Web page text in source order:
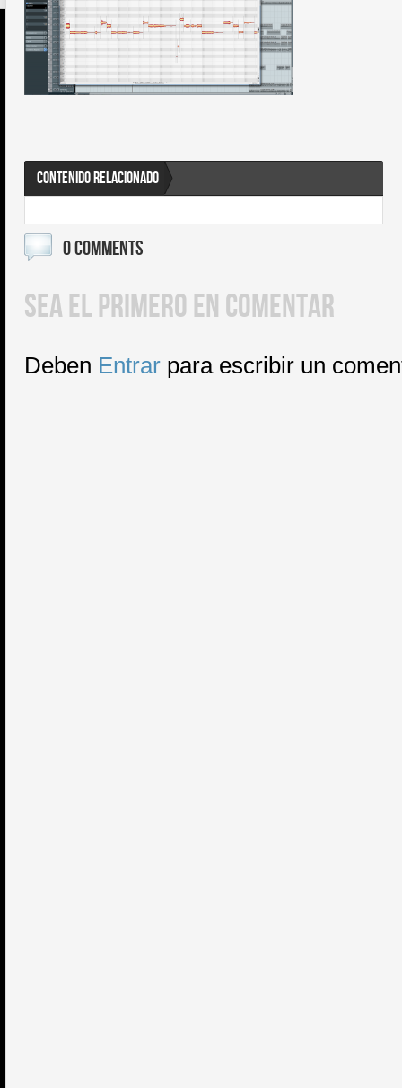
CONTENIDO RELACIONADO
0 COMMENTS
SEA EL PRIMERO EN COMENTAR
Deben Entrar para escribir un